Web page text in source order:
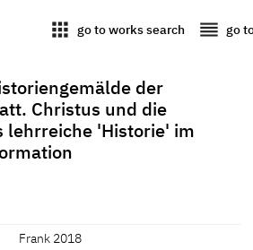
apps go to works search reorder go
der
Christus und die
lehrreiche 'Historie' im
Frank 2018